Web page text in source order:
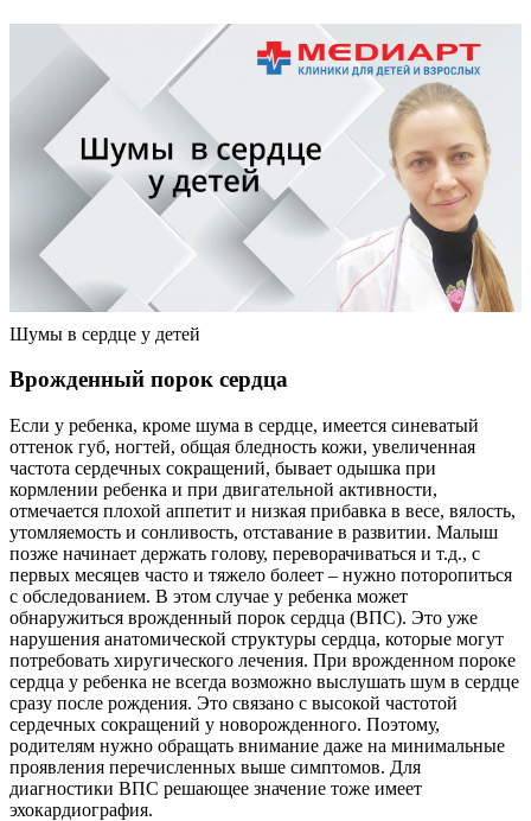
Шумы в сердце у детей
Врожденный порок сердца
Если у ребенка, кроме шума в сердце, имеется синеватый
оттенок губ, ногтей, общая бледность кожи, увеличенная
частота сердечных сокращений, бывает одышка при
кормлении ребенка и при двигательной активности,
отмечается плохой аппетит и низкая прибавка в весе, вялость,
утомляемость и сонливость, отставание в развитии. Малыш
позже начинает держать голову, переворачиваться и т.д., с
первых месяцев часто и тяжело болеет – нужно поторопиться
с обследованием. В этом случае у ребенка может
обнаружиться врожденный порок сердца (ВПС). Это уже
нарушения анатомической структуры сердца, которые могут
потребовать хиругического лечения. При врожденном пороке
сердца у ребенка не всегда возможно выслушать шум в сердце
сразу после рождения. Это связано с высокой частотой
сердечных сокращений у новорожденного. Поэтому,
родителям нужно обращать внимание даже на минимальные
проявления перечисленных выше симптомов. Для
диагностики ВПС решающее значение тоже имеет
эхокардиография.